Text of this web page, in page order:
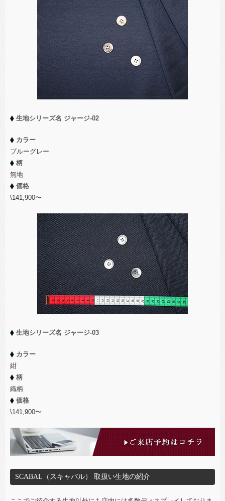
生地シリーズ名 ジャージ-02
カラー
ブルーグレー
柄
無地
価格
\141,900〜
生地シリーズ名 ジャージ-03
カラー
紺
柄
織柄
価格
\141,900〜
SCABAL（スキャバル） 取扱い生地の紹介